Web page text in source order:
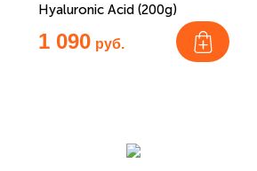
Hyaluronic Acid (200g)
1 090 руб.